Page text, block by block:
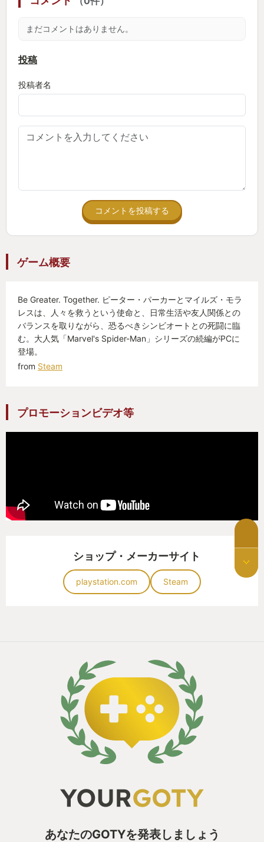
まだコメントはありません。
投稿
投稿者名
コメントを投稿する
ゲーム概要
Be Greater. Together. ピーター・パーカーとマイルズ・モラ
レスは、人々を救うという使命と、日常生活や友人関係との
バランスを取りながら、恐るべきシンビオートとの死闘に臨
む。大人気「Marvel's Spider-Man」シリーズの続編がPCに
登場。
from Steam
プロモーションビデオ等
ショップ・メーカーサイト
playstation.com Steam
あなたのGOTYを発表しましょう